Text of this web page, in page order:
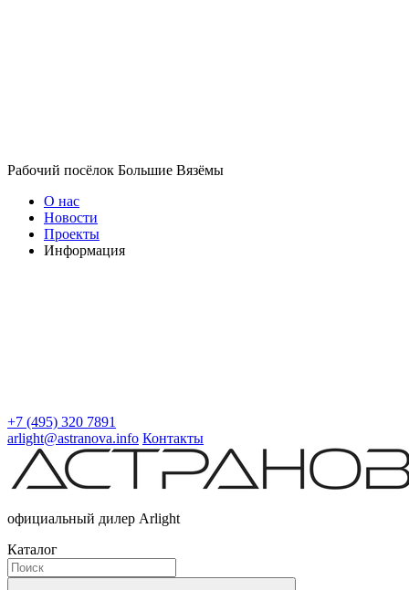
Рабочий посёлок Большие Вязёмы
О нас
Новости
Проекты
Информация
+7 (495) 320 7891
arlight@astranova.info Контакты
официальный дилер Arlight
Каталог